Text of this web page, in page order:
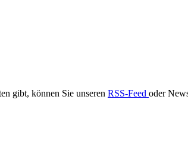
gibt, können Sie unseren RSS-Feed oder